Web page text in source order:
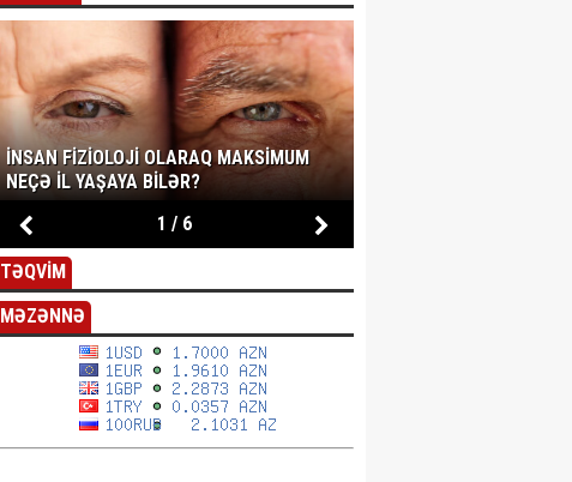
İNSAN FIZIOLOJI OLARAQ MAKSIMUM
NEÇƏ IL YAŞAYA BILƏR?
1 / 6
TƏQVİM
MƏZƏNNƏ